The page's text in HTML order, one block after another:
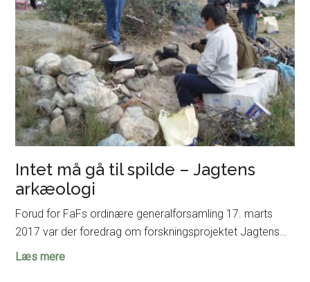
Intet må gå til spilde – Jagtens
arkæologi
Forud for FaFs ordinære generalforsamling 17. marts
2017 var der foredrag om forskningsprojektet Jagtens…
Læs mereIntet